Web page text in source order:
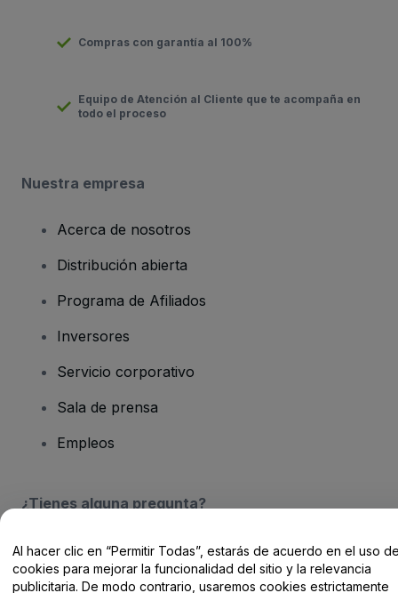
Compras con garantía al 100%
Equipo de Atención al Cliente que te acompaña en
todo el proceso
Nuestra empresa
Acerca de nosotros
Distribución abierta
Programa de Afiliados
Inversores
Servicio corporativo
Sala de prensa
Empleos
¿Tienes alguna pregunta?
Centro de Ayuda / Contacto
Al hacer clic en “Permitir Todas”, estarás de acuerdo en el uso
cookies para mejorar la funcionalidad del sitio y la relevancia
publicitaria. De modo contrario, usaremos cookies estrictamente